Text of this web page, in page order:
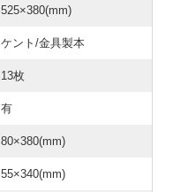
525×380(mm)
ケント/金具製本
13枚
有
80×380(mm)
55×340(mm)